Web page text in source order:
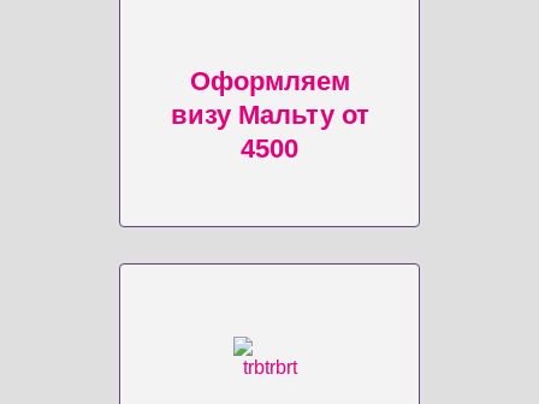
Оформляем
визу Мальту от
4500